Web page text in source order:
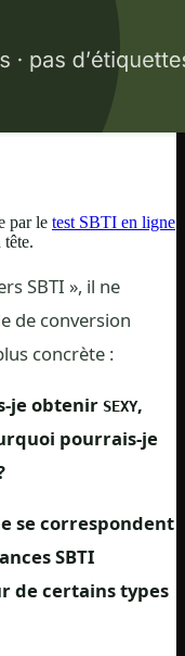
par le test SBTI en ligne
SBTI », il ne
de conversion
concrète :
je obtenir SEXY,
pourrais-je
se correspondent
SBTI
de certains types